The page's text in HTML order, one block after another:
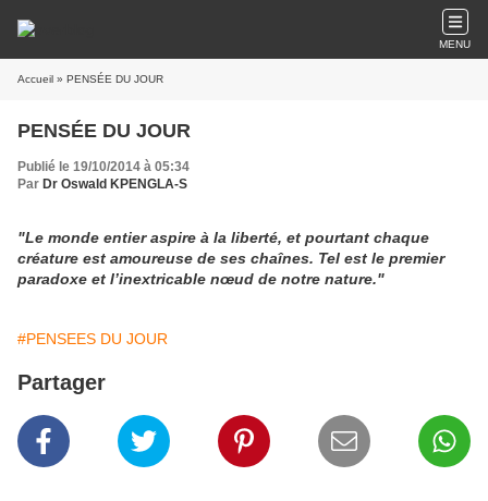
MENU
Accueil » PENSÉE DU JOUR
PENSÉE DU JOUR
Publié le 19/10/2014 à 05:34
Par Dr Oswald KPENGLA-S
"Le monde entier aspire à la liberté, et pourtant chaque
créature est amoureuse de ses chaînes. Tel est le premier
paradoxe et l’inextricable nœud de notre nature."
#PENSEES DU JOUR
Partager